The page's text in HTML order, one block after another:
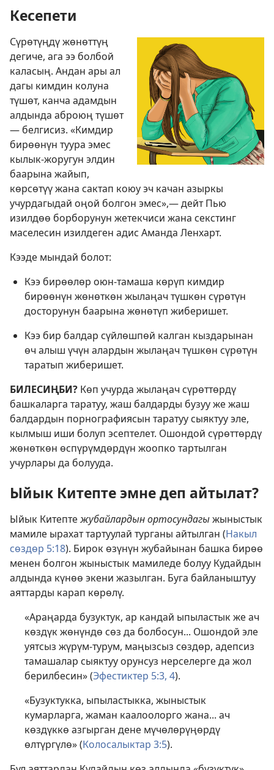
Кесепети
Сүрөтүңдү жөнөттүң
дегиче, ага ээ болбой
каласың. Андан ары ал
дагы кимдин колуна
түшөт, канча адамдын
алдында аброюң түшөт
— белгисиз. «Кимдир
бирөөнүн туура эмес
кылык-жоругун элдин
баарына жайып,
көрсөтүү жана сактап коюу эч качан азыркы
учурдагыдай оңой болгон эмес»,— дейт Пью
изилдөө борборунун жетекчиси жана секстинг
маселесин изилдеген адис Аманда Ленхарт.
Кээде мындай болот:
Кээ бирөөлөр оюн-тамаша көрүп кимдир
бирөөнүн жөнөткөн жылаңач түшкөн сүрөтүн
досторунун баарына жөнөтүп жиберишет.
Кээ бир балдар сүйлөшпөй калган кыздарынан
өч алыш үчүн алардын жылаңач түшкөн сүрөтүн
таратып жиберишет.
БИЛЕСИҢБИ? Көп учурда жылаңач сүрөттөрдү
башкаларга таратуу, жаш балдарды бузуу же жаш
балдардын порнографиясын таратуу сыяктуу эле,
кылмыш иши болуп эсептелет. Ошондой сүрөттөрдү
жөнөткөн өспүрүмдөрдүн жоопко тартылган
учурлары да болууда.
Ыйык Китепте эмне деп айтылат?
Ыйык Китепте жубайлардын ортосундагыжыныстык
мамиле ырахат тартуулай турганы айтылган (Накыл
сөздөр 5:18). Бирок өзүнүн жубайынан башка бирөө
менен болгон жыныстык мамиледе болуу Кудайдын
алдында күнөө экени жазылган. Буга байланыштуу
аяттарды карап көрөлү.
«Араңарда бузуктук, ар кандай ыпыластык же ач
көздүк жөнүндө сөз да болбосун... Ошондой эле
уятсыз жүрүм-турум, маңызсыз сөздөр, адепсиз
тамашалар сыяктуу орунсуз нерселерге да жол
берилбесин» (Эфестиктер 5:3, 4).
«Бузуктукка, ыпыластыкка, жыныстык
кумарларга, жаман каалоолорго жана... ач
көздүккө азгырган дене мүчөлөрүңөрдү
өлтүргүлө» (Колосалыктар 3:5).